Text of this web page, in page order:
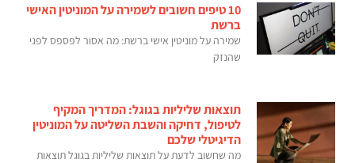
10 טיפים חשובים לשמירה על המוניטין האישי
ברשת
שמירה על מוניטין אישי ברשת: מה אסור לפספס לפני
שהנזק
תוצאות שליליות בגוגל: המדריך המקיף
לטיפול, דחיקה והשבת השליטה על המוניטין
הדיגיטלי שלכם
מה שחשוב לדעת על תוצאות שליליות בגוגל תוצאות